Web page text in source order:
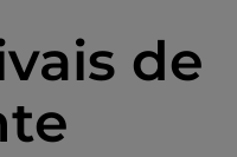
de